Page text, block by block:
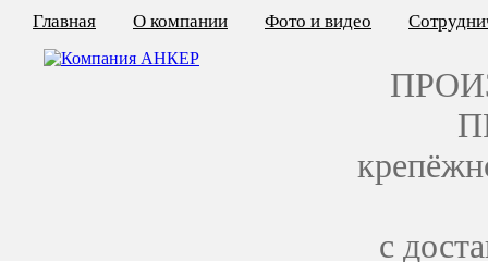
Главная О компании Фото и видео
с